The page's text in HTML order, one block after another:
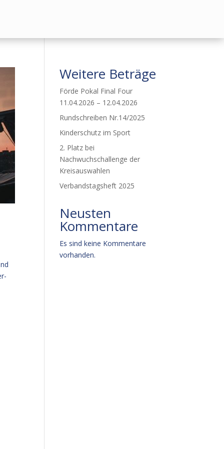
Weitere Beträge
Förde Pokal Final Four
11.04.2026 – 12.04.2026
Rundschreiben Nr.14/2025
Kinderschutz im Sport
2. Platz bei
Nachwuchschallenge der
Kreisauswahlen
Verbandstagsheft 2025
Neusten
Kommentare
Es sind keine Kommentare
vorhanden.